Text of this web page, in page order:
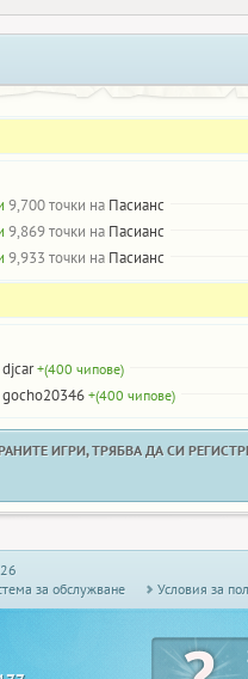
9,700 точки на Пасианс
9,869 точки на Пасианс
9,933 точки на Пасианс
djcar +(400 чипове)
gocho20346 +(400 чипове)
ИГРИ, ТРЯБВА ДА СИ
за обслужване Условия за